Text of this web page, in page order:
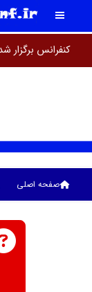
کنفرانس
صفحه اصلی